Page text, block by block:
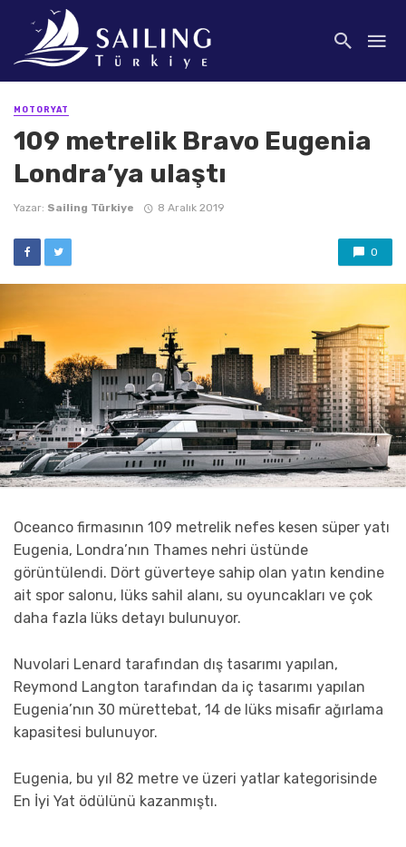
MOTORYAT
109 metrelik Bravo Eugenia
Londra’ya ulaştı
Yazar: Sailing Türkiye 8 Aralık 2019
0
Oceanco firmasının 109 metrelik nefes kesen süper yatı
Eugenia, Londra’nın Thames nehri üstünde
görüntülendi. Dört güverteye sahip olan yatın kendine
ait spor salonu, lüks sahil alanı, su oyuncakları ve çok
daha fazla lüks detayı bulunuyor.
Nuvolari Lenard tarafından dış tasarımı yapılan,
Reymond Langton tarafından da iç tasarımı yapılan
Eugenia’nın 30 mürettebat, 14 de lüks misafir ağırlama
kapasitesi bulunuyor.
Eugenia, bu yıl 82 metre ve üzeri yatlar kategorisinde
En İyi Yat ödülünü kazanmıştı.